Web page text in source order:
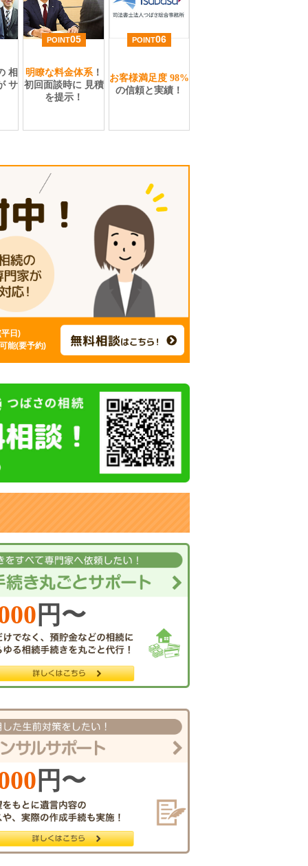
相
サ
POINT05
明瞭な料金体系！
初回面談時に 見積
を提示！
POINT06
お客様満足度 98%
の信頼と実績！
日)
能(要予約)
円〜
円〜